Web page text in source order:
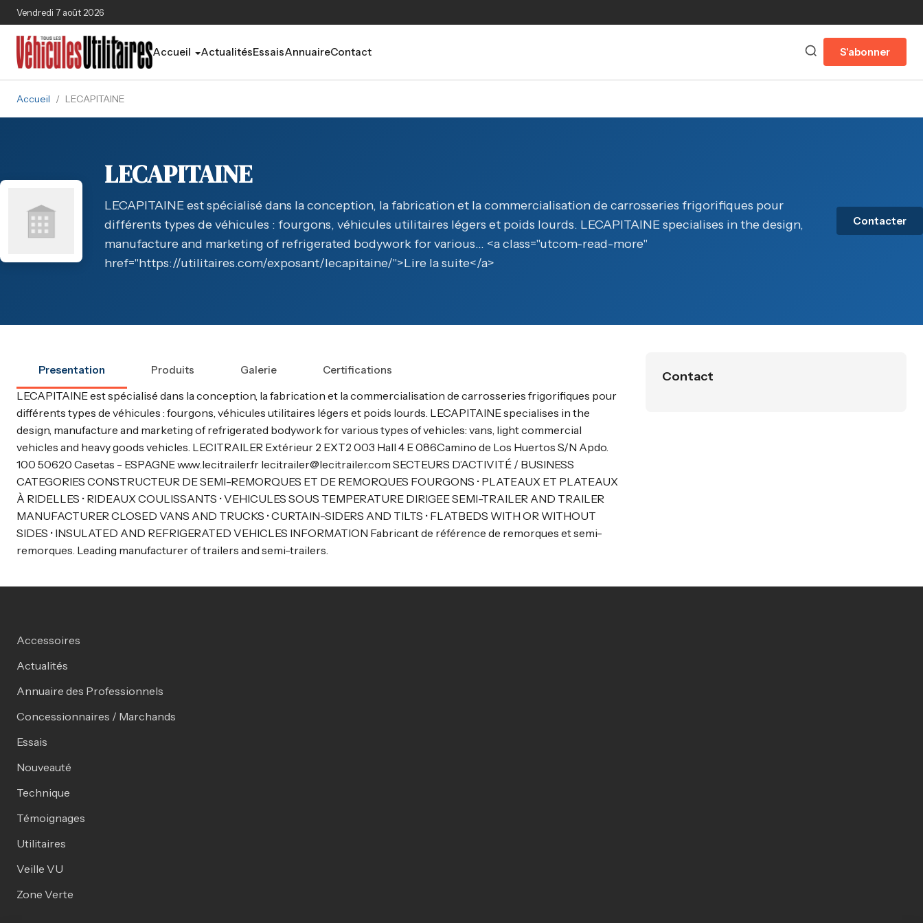
Aller au contenu principal
Vendredi 7 août 2026
Accueil ActualitésEssaisAnnuaireContact S'abonner
Accueil / LECAPITAINE
LECAPITAINE
LECAPITAINE est spécialisé dans la conception, la fabrication et la commercialisation de carrosseries frigorifiques pour
différents types de véhicules : fourgons, véhicules utilitaires légers et poids lourds. LECAPITAINE specialises in the design,
manufacture and marketing of refrigerated bodywork for various… <a class="utcom-read-more"
href="https://utilitaires.com/exposant/lecapitaine/">Lire la suite</a>
Contacter
Presentation Produits Galerie Certifications
LECAPITAINE est spécialisé dans la conception, la fabrication et la commercialisation de carrosseries frigorifiques pour
différents types de véhicules : fourgons, véhicules utilitaires légers et poids lourds. LECAPITAINE specialises in the
design, manufacture and marketing of refrigerated bodywork for various types of vehicles: vans, light commercial
vehicles and heavy goods vehicles. LECITRAILER Extérieur 2 EXT2 003 Hall 4 E 086Camino de Los Huertos S/N Apdo.
100 50620 Casetas - ESPAGNE www.lecitrailer.fr lecitrailer@lecitrailer.com SECTEURS D’ACTIVITÉ / BUSINESS
CATEGORIES CONSTRUCTEUR DE SEMI-REMORQUES ET DE REMORQUES FOURGONS • PLATEAUX ET PLATEAUX
À RIDELLES • RIDEAUX COULISSANTS • VEHICULES SOUS TEMPERATURE DIRIGEE SEMI-TRAILER AND TRAILER
MANUFACTURER CLOSED VANS AND TRUCKS • CURTAIN-SIDERS AND TILTS • FLATBEDS WITH OR WITHOUT
SIDES • INSULATED AND REFRIGERATED VEHICLES INFORMATION Fabricant de référence de remorques et semi-
remorques. Leading manufacturer of trailers and semi-trailers.
Contact
Accessoires
Actualités
Annuaire des Professionnels
Concessionnaires / Marchands
Essais
Nouveauté
Technique
Témoignages
Utilitaires
Veille VU
Zone Verte